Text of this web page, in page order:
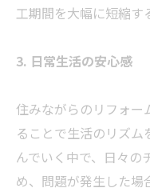
工期間を大幅に短縮す
3. 日常生活の安心感
住みながらのリフォー
ることで生活のリズム
んでいく中で、日々の
め、問題が発生した